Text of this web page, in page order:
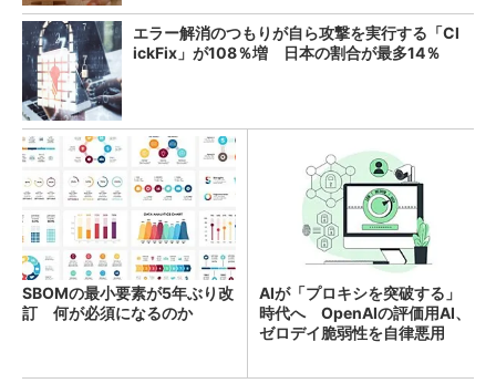
エラー解消のつもりが自ら攻撃を実行する「Cl
ickFix」が108％増 日本の割合が最多14％
SBOMの最小要素が5年ぶり改
訂 何が必須になるのか
AIが「プロキシを突破する」
時代へ OpenAIの評価用AI、
ゼロデイ脆弱性を自律悪用